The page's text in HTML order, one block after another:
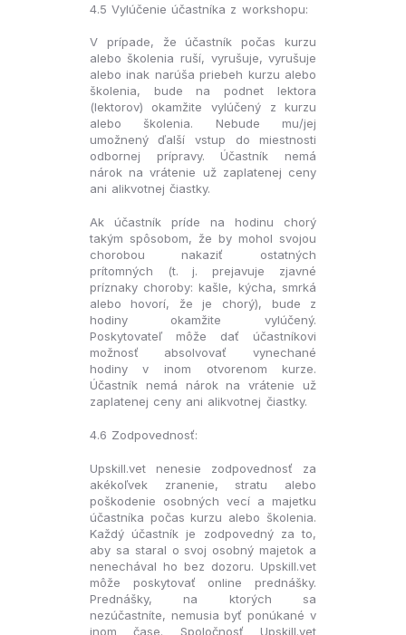
4.5 Vylúčenie účastníka z workshopu:
V prípade, že účastník počas kurzu
alebo školenia ruší, vyrušuje, vyrušuje
alebo inak narúša priebeh kurzu alebo
školenia, bude na podnet lektora
(lektorov) okamžite vylúčený z kurzu
alebo školenia. Nebude mu/jej
umožnený ďalší vstup do miestnosti
odbornej prípravy. Účastník nemá
nárok na vrátenie už zaplatenej ceny
ani alikvotnej čiastky.
Ak účastník príde na hodinu chorý
takým spôsobom, že by mohol svojou
chorobou nakaziť ostatných
prítomných (t. j. prejavuje zjavné
príznaky choroby: kašle, kýcha, smrká
alebo hovorí, že je chorý), bude z
hodiny okamžite vylúčený.
Poskytovateľ môže dať účastníkovi
možnosť absolvovať vynechané
hodiny v inom otvorenom kurze.
Účastník nemá nárok na vrátenie už
zaplatenej ceny ani alikvotnej čiastky.
4.6 Zodpovednosť:
Upskill.vet nenesie zodpovednosť za
akékoľvek zranenie, stratu alebo
poškodenie osobných vecí a majetku
účastníka počas kurzu alebo školenia.
Každý účastník je zodpovedný za to,
aby sa staral o svoj osobný majetok a
nenechával ho bez dozoru. Upskill.vet
môže poskytovať online prednášky.
Prednášky, na ktorých sa
nezúčastníte, nemusia byť ponúkané v
inom čase. Spoločnosť Upskill.vet